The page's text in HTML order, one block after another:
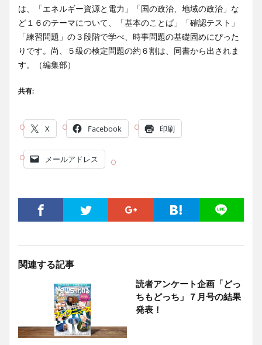
は、「エネルギー資源と電力」「国の政治、地域の政治」な
ど１６のテーマについて、「基本のことば」「確認テスト」
「練習問題」の３段階で学べ、時事問題の基礎固めにぴった
りです。尚、５級の検定問題の約６割は、同書から出されま
す。（編集部）
共有:
X Facebook 印刷
メールアドレス
関連する記事
読者アンケート企画「どっ
ちもどっち」７月号の結果
発表！